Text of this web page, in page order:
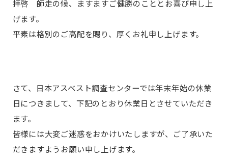
拝啓 師走の候、ますますご健勝のこととお喜び申し上
げます。
平素は格別のご高配を賜り、厚くお礼申し上げます。
さて、日本アスベスト調査センターでは年末年始の休業
日につきまして、下記のとおり休業日とさせていただき
ます。
皆様には大変ご迷惑をおかけいたしますが、ご了承いた
だきますようお願い申し上げます。